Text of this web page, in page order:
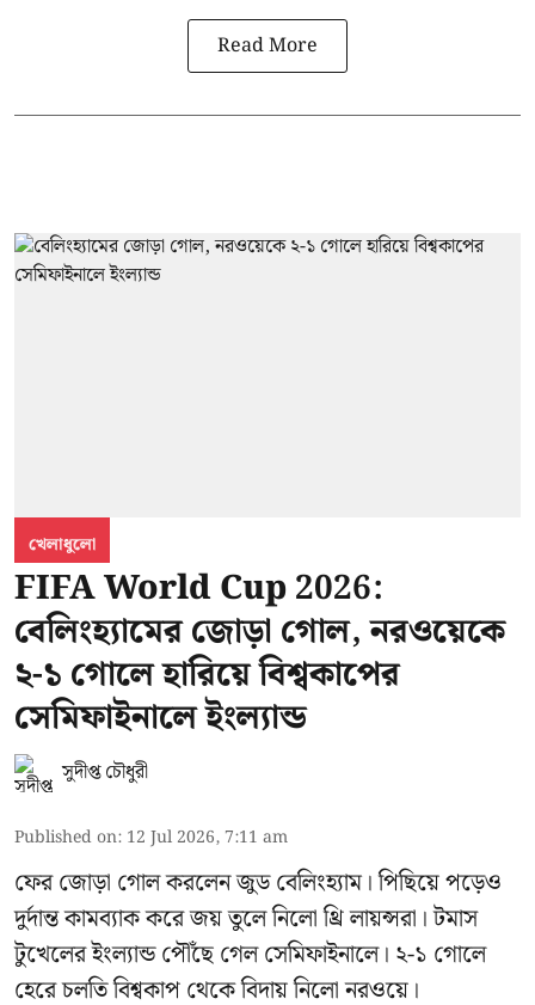
Read More
খেলাধুলো
FIFA World Cup 2026:
বেলিংহ্যামের জোড়া গোল, নরওয়েকে
২-১ গোলে হারিয়ে বিশ্বকাপের
সেমিফাইনালে ইংল্যান্ড
সুদীপ্ত চৌধুরী
Published on: 12 Jul 2026, 7:11 am
ফের জোড়া গোল করলেন জুড বেলিংহ্যাম। পিছিয়ে পড়েও
দুর্দান্ত কামব্যাক করে জয় তুলে নিলো থ্রি লায়ন্সরা। টমাস
টুখেলের ইংল্যান্ড পৌঁছে গেল সেমিফাইনালে। ২-১ গোলে
হেরে চলতি বিশ্বকাপ থেকে বিদায় নিলো নরওয়ে।